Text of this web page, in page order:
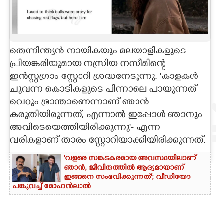
CARTOONS
LITERATURE
ZOOM
CONTACT US
തെന്നിന്ത്യൻ നായികയും മലയാളികളുടെ
പ്രിയങ്കരിയുമായ നസ്രിയ നസീമിന്റെ
ഇൻസ്റ്റഗ്രാം സ്റ്റോറി ശ്രദ്ധനേടുന്നു. 'കാളകൾ
ചുവന്ന കൊടികളുടെ പിന്നാലെ പായുന്നത്
വെറും ഭ്രാന്താണെന്നാണ് ഞാൻ
കരുതിയിരുന്നത്, എന്നാൽ ഇപ്പോൾ ഞാനും
അവിടെയെത്തിയിരിക്കുന്നു'- എന്ന
വരികളാണ് താരം സ്റ്റോറിയാക്കിയിരിക്കുന്നത്.
'വളരെ സങ്കടകരമായ അവസ്ഥയിലാണ്
ഞാൻ, ജീവിതത്തിൽ ആദ്യമായാണ്
ഇങ്ങനെ സംഭവിക്കുന്നത്'; വീഡിയോ
പങ്കുവച്ച് മോഹൻലാൽ